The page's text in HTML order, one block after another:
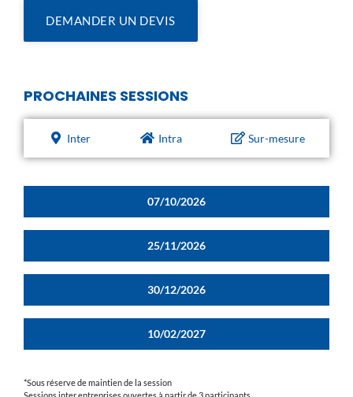
DEMANDER UN DEVIS
PROCHAINES SESSIONS
Inter Intra Sur-mesure
07/10/2026
25/11/2026
30/12/2026
10/02/2027
*Sous réserve de maintien de la session
Sessions inter entreprises ouvertes à partir de 3 participants